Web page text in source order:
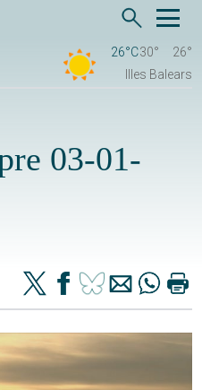
26°C30°
26°
Illes Balears
03-01-